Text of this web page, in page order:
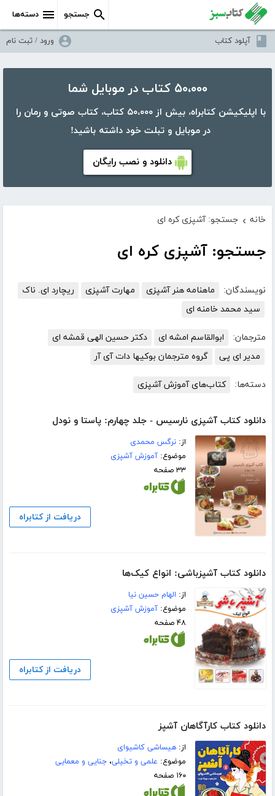
دسته‌ها جستجو
آپلود کتاب ورود / ثبت نام
۵۰،۰۰۰ کتاب در موبایل شما
با اپلیکیشن کتابراه، بیش از ۵۰،۰۰۰ کتاب، کتاب صوتی و رمان را
در موبایل و تبلت خود داشته باشید!
دانلود و نصب رایگان
خانه › جستجو: آشپزی کره ای
جستجو: آشپزی کره ای
نویسندگان: ماهنامه هنر آشپزی مهارت آشپزی
ریچارد ای. ناک
سید محمد خامنه ای
مترجمان: ابوالقاسم امشه ای
دکتر حسین الهی قمشه ای
مدیر ای پی
گروه مترجمان بوکیها دات آی آر
دسته‌ها: کتاب‌های آموزش آشپزی
دانلود کتاب آشپزی نارسیس - جلد چهارم: پاستا و نودل
از:نرگس محمدی
موضوع:آموزش آشپزی
۳۳ صفحه
دریافت از کتابراه
دانلود کتاب آشپزباشی: انواع کیک‌ها
از: الهام حسین نیا
موضوع:آموزش آشپزی
۴۸ صفحه
دریافت از کتابراه
دانلود کتاب کارآگاهان آشپز
از:هیساشی کاشیوای
موضوع: علمی و تخیلی،جنایی و معمایی
۱۶۰ صفحه